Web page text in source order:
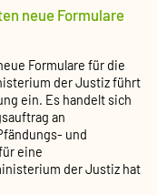
(Pressemeldung
des
neue Formulare
Formulare für die
der Justiz führt
ein. Es handelt sich
an
und
eine
der Justiz hat